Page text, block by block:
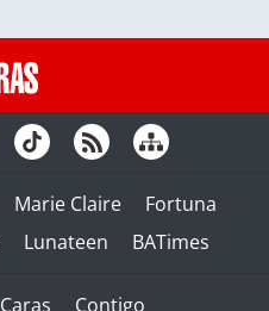
Marie Claire
Fortuna
Lunateen BATimes
Caras Contigo